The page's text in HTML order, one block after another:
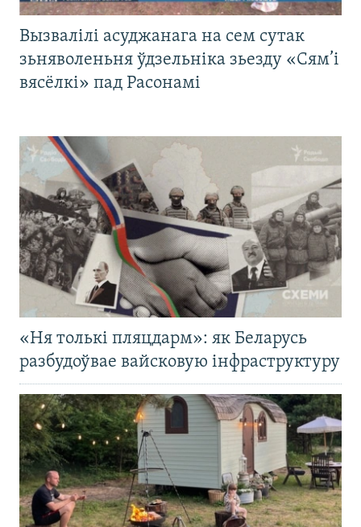
Вызвалілі асуджанага на сем сутак
зьняволеньня ўдзельніка зьезду «Сям’і
вясёлкі» пад Расонамі
«Ня толькі пляцдарм»: як Беларусь
разбудоўвае вайсковую інфраструктуру